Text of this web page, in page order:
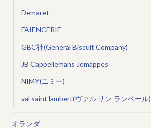
Demaret
FAIENCERIE
GBC社(General Biscuit Company)
JB Cappellemans Jemappes
NIMY(ニミー)
val saint lambert(ヴァル サン ランベール)
オランダ